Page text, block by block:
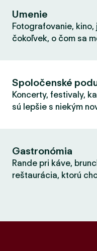
Umenie
Fotografovanie,
čokoľvek, o čom sa
Spoločenské
Koncerty, festivaly,
sú lepšie s niekým
Gastronómia
Rande pri káve,
reštaurácia, ktorú